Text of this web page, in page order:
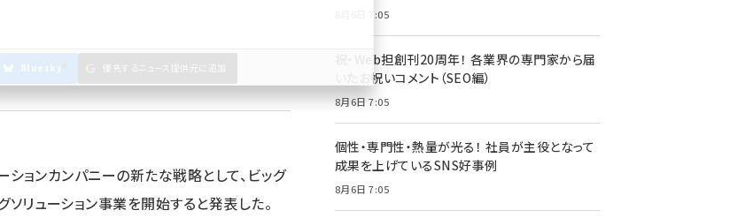
Bluesky 優先するニュース提供元に追加
ョンカンパニーの新たな戦略として、ビッグ
リューション事業を開始すると発表した。
8月6日 7:05
祝・Web担創刊20周年！ 各業界の専門家から届
いたお祝いコメント（SEO編）
8月6日 7:05
個性・専門性・熱量が光る！ 社員が主役となって
成果を上げているSNS好事例
8月6日 7:05